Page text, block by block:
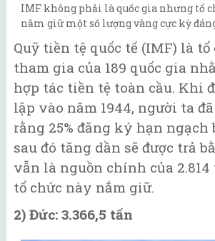
IMF không phải là quốc gia nhưng tổ
năm giữ một số lượng vàng cực kỳ
Quỹ tiền tệ quốc tế (IMF) là
tham gia của 189 quốc gia
hợp tác tiền tệ toàn cầu. Khi
lập vào năm 1944, người ta
rằng 25% đăng ký hạn ngạch
sau đó tăng dần sẽ được trả
vẫn là nguồn chính của
tổ chức này nắm giữ.
2) Đức: 3.366,5 tấn